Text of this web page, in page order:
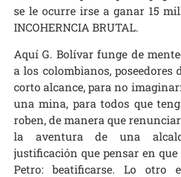
se le ocurre irse a ganar 15
INCOHERNCIA BRUTAL.
Aquí G. Bolívar funge de
a los colombianos,
corto alcance, para no
una mina, para todos que
roben, de manera que
la aventura de una
justificación que pensar en
Petro: beatificarse. Lo otro